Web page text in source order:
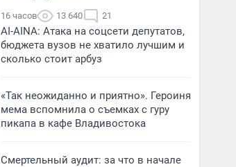
16 часов 13 640 21
AI-AINA: Атака на соцсети депутатов,
бюджета вузов не хватило лучшим и
сколько стоит арбуз
«Так неожиданно и приятно». Героиня
мема вспомнила о съемках с гуру
пикапа в кафе Владивостока
Смертельный аудит: за что в начале